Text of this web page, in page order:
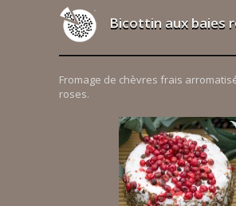
Bicottin aux baies
Fromage de chèvres frais
roses.